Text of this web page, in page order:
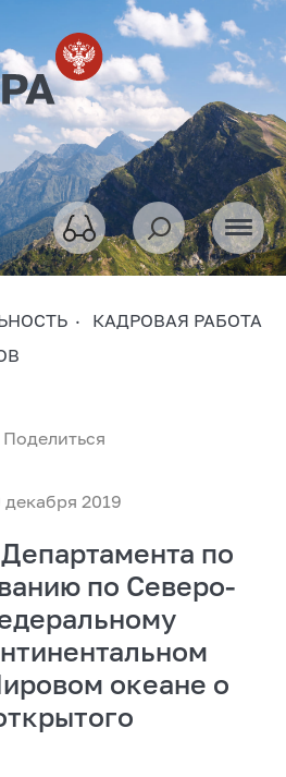
КАДРОВАЯ РАБОТА
2019
Поделиться
по
по Северо-
океане о